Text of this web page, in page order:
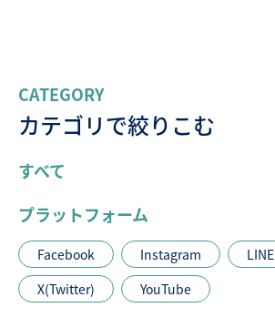
CATEGORY
カテゴリで絞りこむ
すべて
プラットフォーム
Facebook Instagram LINE
X(Twitter)
YouTube